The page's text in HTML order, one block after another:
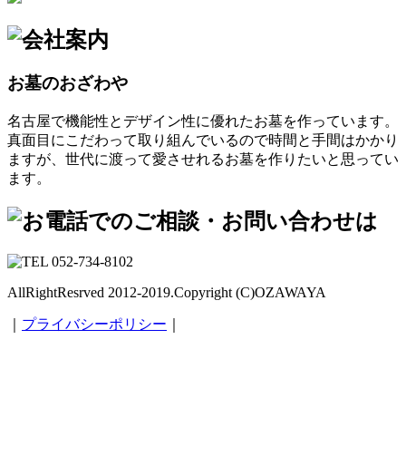
お墓のおざわや
名古屋で機能性とデザイン性に優れたお墓を作っています。
真面目にこだわって取り組んでいるので時間と手間はかかり
ますが、世代に渡って愛させれるお墓を作りたいと思ってい
ます。
AllRightResrved 2012-2019.Copyright (C)OZAWAYA
プライバシーポリシー